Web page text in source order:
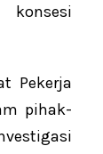
konsesi
Pekerja
pihak-